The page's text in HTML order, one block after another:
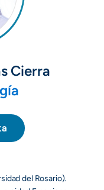
Cierra
del Rosario).